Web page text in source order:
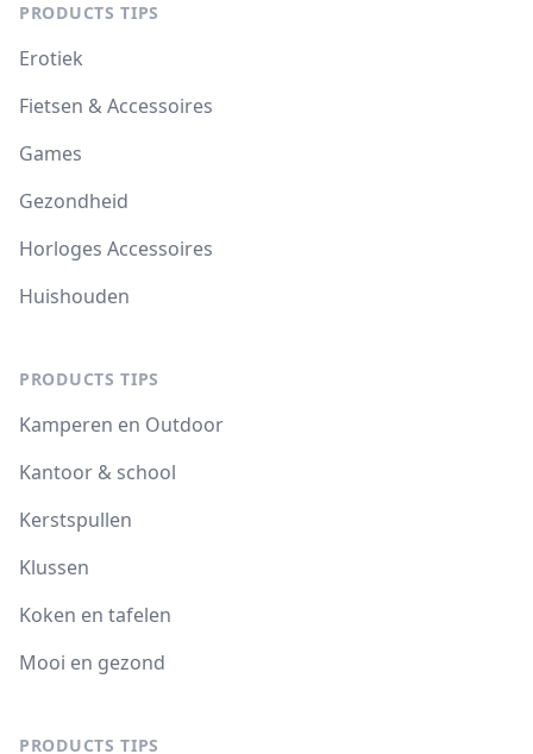
PRODUCTS TIPS
Erotiek
Fietsen & Accessoires
Games
Gezondheid
Horloges Accessoires
Huishouden
PRODUCTS TIPS
Kamperen en Outdoor
Kantoor & school
Kerstspullen
Klussen
Koken en tafelen
Mooi en gezond
PRODUCTS TIPS